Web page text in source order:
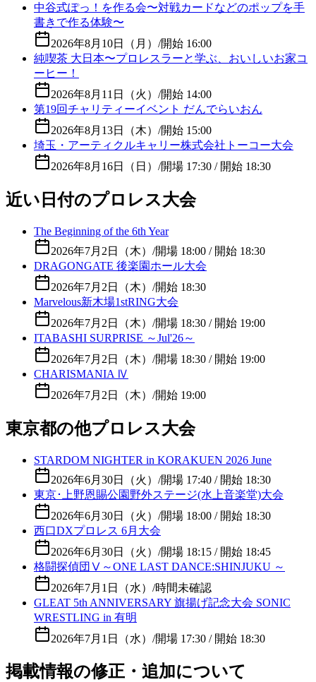
中谷式ぽっ！を作る会〜対戦カードなどのポップを手
書きで作る体験〜
2026年8月10日（月） /開始 16:00
純喫茶 大日本〜プロレスラーと学ぶ、おいしいお家コ
ーヒー！
2026年8月11日（火） /開始 14:00
第19回チャリティーイベント だんでらいおん
2026年8月13日（木） /開始 15:00
埼玉・アーティクルキャリー株式会社トーコー大会
2026年8月16日（日） /開場 17:30 / 開始 18:30
近い日付のプロレス大会
The Beginning of the 6th Year
2026年7月2日（木） /開場 18:00 / 開始 18:30
DRAGONGATE 後楽園ホール大会
2026年7月2日（木） /開始 18:30
Marvelous新木場1stRING大会
2026年7月2日（木） /開場 18:30 / 開始 19:00
ITABASHI SURPRISE ～Jul'26～
2026年7月2日（木） /開場 18:30 / 開始 19:00
CHARISMANIA Ⅳ
2026年7月2日（木） /開始 19:00
東京都の他プロレス大会
STARDOM NIGHTER in KORAKUEN 2026 June
2026年6月30日（火） /開場 17:40 / 開始 18:30
東京･上野恩賜公園野外ステージ(水上音楽堂)大会
2026年6月30日（火） /開場 18:00 / 開始 18:30
西口DXプロレス 6月大会
2026年6月30日（火） /開場 18:15 / 開始 18:45
格闘探偵団Ⅴ～ONE LAST DANCE:SHINJUKU ～
2026年7月1日（水） /時間未確認
GLEAT 5th ANNIVERSARY 旗揚げ記念大会 SONIC
WRESTLING in 有明
2026年7月1日（水） /開場 17:30 / 開始 18:30
掲載情報の修正・追加について